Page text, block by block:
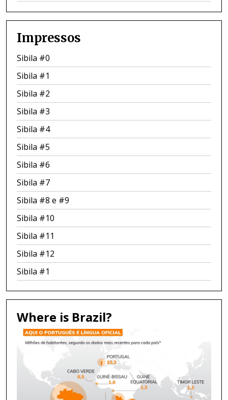
Impressos
Sibila #0
Sibila #1
Sibila #2
Sibila #3
Sibila #4
Sibila #5
Sibila #6
Sibila #7
Sibila #8 e #9
Sibila #10
Sibila #11
Sibila #12
Sibila #1
Where is Brazil?